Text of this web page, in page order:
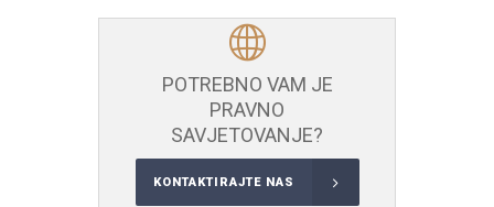
POTREBNO VAM JE
PRAVNO
SAVJETOVANJE?
KONTAKTIRAJTE NAS